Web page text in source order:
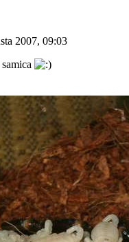
2007, 09:03